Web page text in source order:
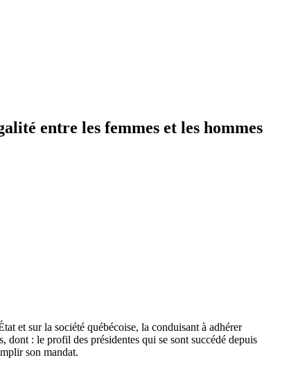
entre les femmes et les hommes
et sur la société québécoise, la conduisant à adhérer
dont : le profil des présidentes qui se sont succédé depuis
son mandat.